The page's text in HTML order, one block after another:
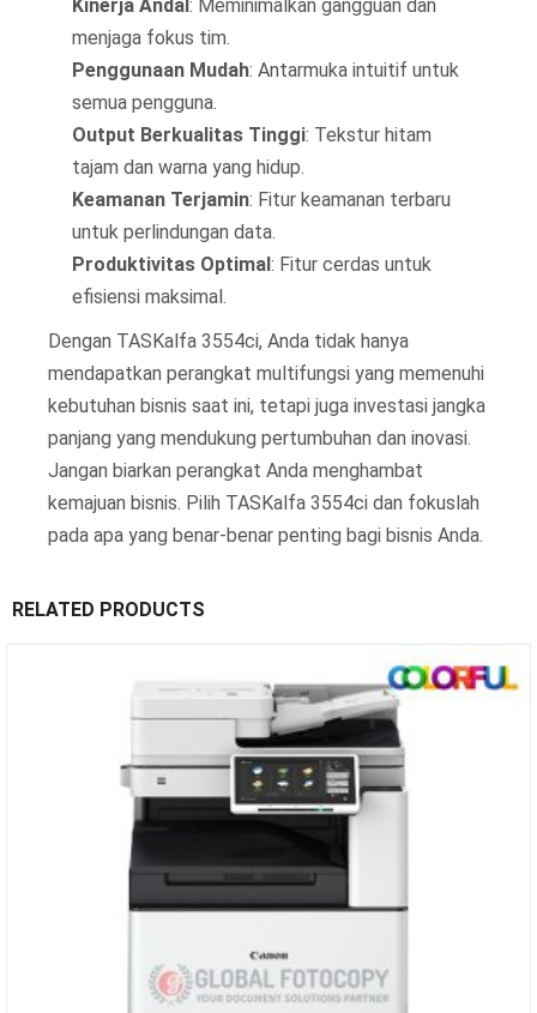
Kinerja Andal : Meminimalkan gangguan dan
menjaga fokus tim.
Penggunaan Mudah: Antarmuka intuitif untuk
semua pengguna.
Output Berkualitas Tinggi: Tekstur hitam
tajam dan warna yang hidup.
Keamanan Terjamin: Fitur keamanan terbaru
untuk perlindungan data.
Produktivitas Optimal: Fitur cerdas untuk
efisiensi maksimal.
Dengan TASKalfa 3554ci, Anda tidak hanya
mendapatkan perangkat multifungsi yang memenuhi
kebutuhan bisnis saat ini, tetapi juga investasi jangka
panjang yang mendukung pertumbuhan dan inovasi.
Jangan biarkan perangkat Anda menghambat
kemajuan bisnis. Pilih TASKalfa 3554ci dan fokuslah
pada apa yang benar-benar penting bagi bisnis Anda.
RELATED PRODUCTS